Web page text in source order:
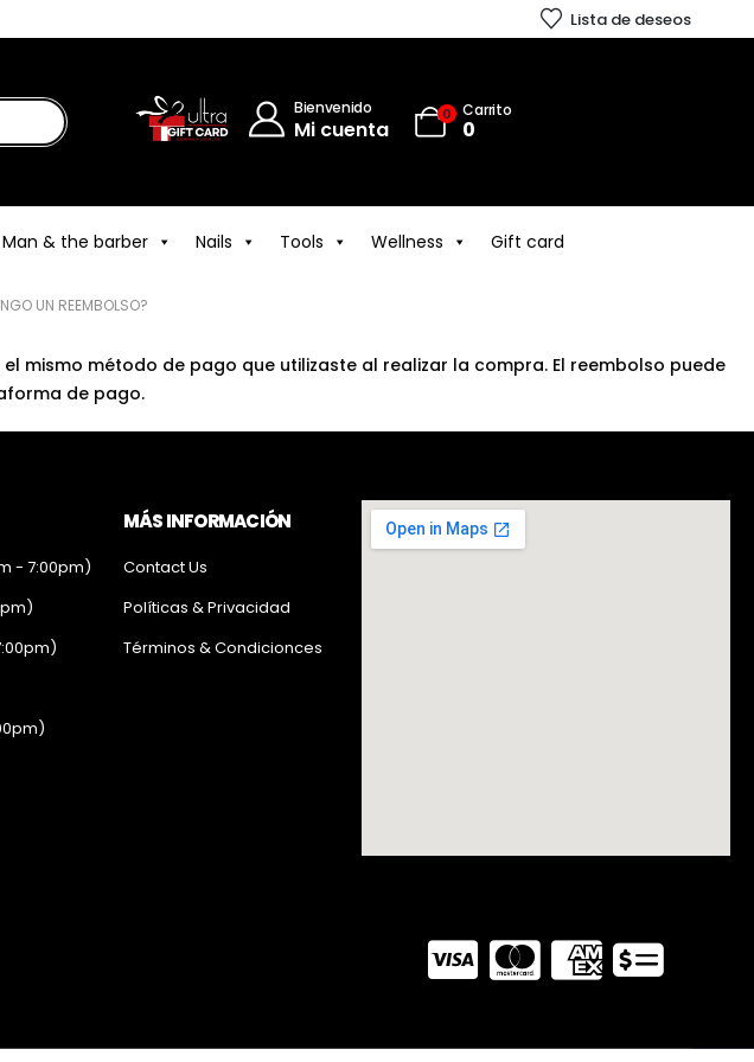
Lista de deseos
Bienvenido
Mi cuenta
0 Carrito
0
Man & the barber Nails Tools Wellness Gift card
UN REEMBOLSO?
mismo método de pago que utilizaste al realizar la compra. El reembolso puede
de pago.
- 7:00pm)
MÁS INFORMACIÓN
Contact Us
Políticas & Privacidad
Términos & Condicionces